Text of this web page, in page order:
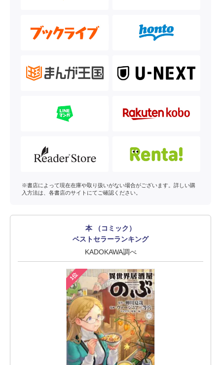
※書店によって現在在庫や取り扱いがない場合がございます。詳しい購
入方法は、各書店のサイトにてご確認ください。
本 （コミック）
ベストセラーランキング
KADOKAWA調べ
1位